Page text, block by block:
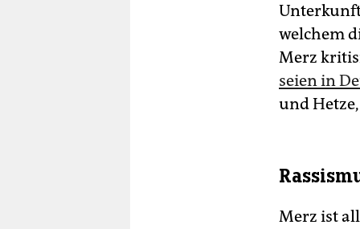
welchem
Merz
seien in
und
Merz ist